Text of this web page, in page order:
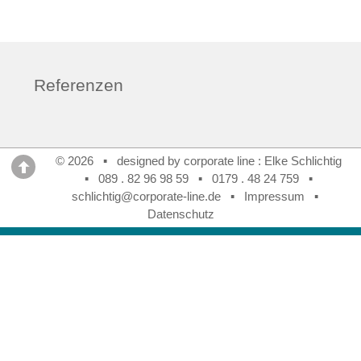
Referenzen
© 2026 ▪ designed by corporate line : Elke Schlichtig
▪ 089 . 82 96 98 59▪ 0179 . 48 24 759▪
schlichtig@corporate-line.de ▪ Impressum ▪
Datenschutz